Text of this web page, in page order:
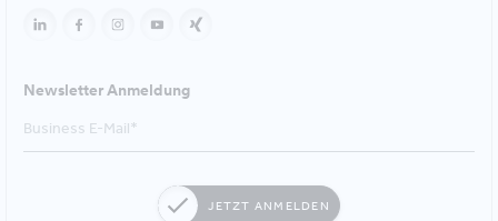
Newsletter Anmeldung
JETZT ANMELDEN